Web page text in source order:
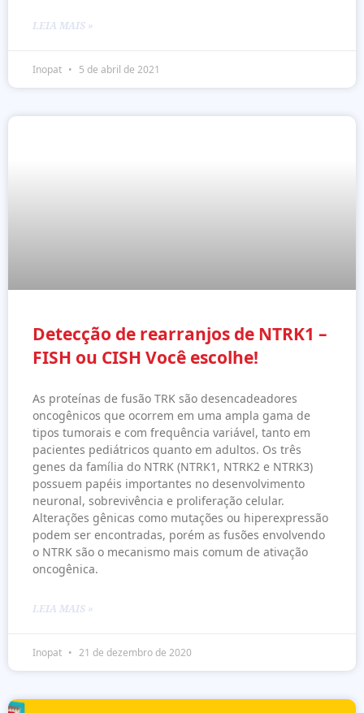
LEIA MAIS »
Inopat 5 de abril de 2021
Detecção de rearranjos de NTRK1 –
FISH ou CISH Você escolhe!
As proteínas de fusão TRK são desencadeadores
oncogênicos que ocorrem em uma ampla gama de
tipos tumorais e com frequência variável, tanto em
pacientes pediátricos quanto em adultos. Os três
genes da família do NTRK (NTRK1, NTRK2 e NTRK3)
possuem papéis importantes no desenvolvimento
neuronal, sobrevivência e proliferação celular.
Alterações gênicas como mutações ou hiperexpressão
podem ser encontradas, porém as fusões envolvendo
o NTRK são o mecanismo mais comum de ativação
oncogênica.
LEIA MAIS »
Inopat 21 de dezembro de 2020